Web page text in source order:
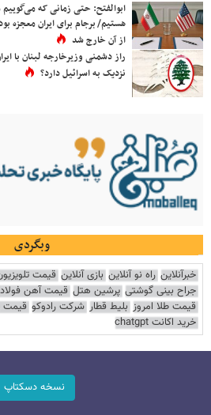
ابوالفتح: حتی زمانی که
هستیم/ برجام برای ایران معجزه
از آن خارج شد
راز دشمنی وزیرخارجه لبنان با
نزدیک به اسرائیل دارد؟
وبگردی
خبرآنلاین راه نو آنلاین بازی آنلاین قیمت
جراح بینی گوشتی پرشین هتل قیمت آهن فولاد
قیمت طلا امروز بلیط قطار شرکت رادوکو قیمت
خرید اکانت chatgpt
نسخه دسکتاپ